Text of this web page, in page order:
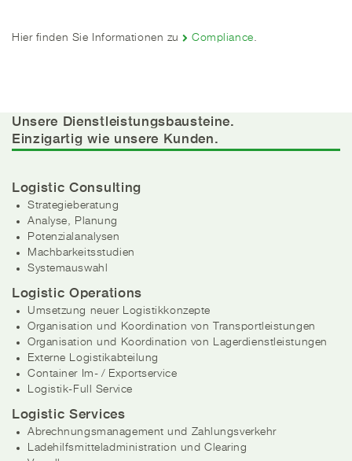
Hier finden Sie Informationen zu Compliance.
Unsere Dienstleistungsbausteine.
Einzigartig wie unsere Kunden.
Logistic Consulting
Strategieberatung
Analyse, Planung
Potenzialanalysen
Machbarkeitsstudien
Systemauswahl
Logistic Operations
Umsetzung neuer Logistikkonzepte
Organisation und Koordination von Transportleistungen
Organisation und Koordination von Lagerdienstleistungen
Externe Logistikabteilung
Container Im- / Exportservice
Logistik-Full Service
Logistic Services
Abrechnungsmanagement und Zahlungsverkehr
Ladehilfsmitteladministration und Clearing